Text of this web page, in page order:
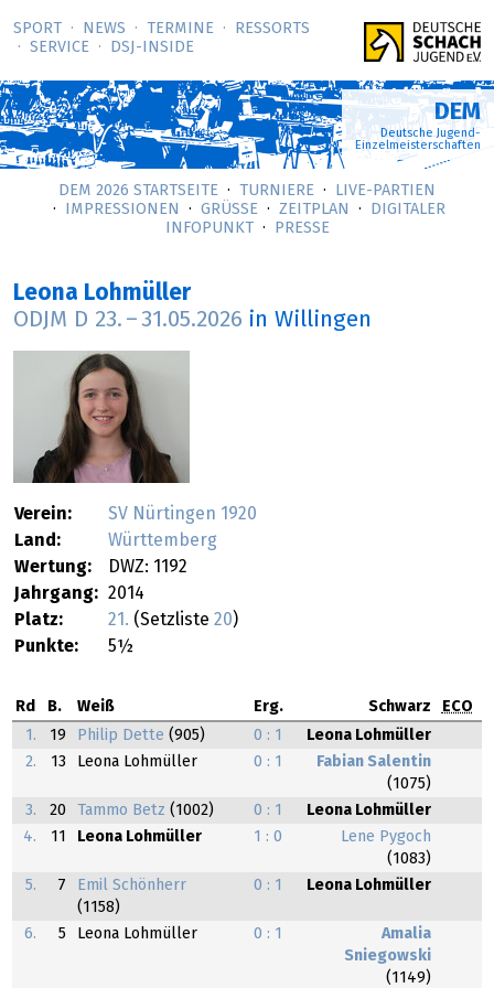
SPORT NEWS TERMINE
RESSORTS
SERVICE
DSJ-­INSIDE
DEM
Deutsche Jugend-
Einzelmeisterschaften
DEM 2026 STARTSEITE TURNIERE
LIVE-PARTIEN
IMPRESSIONEN
GRÜSSE ZEITPLAN
DIGITALER
INFOPUNKT
PRESSE
Leona Lohmüller
ODJM D 23. – 31.05.2026 in Willingen
Verein:
SV Nürtingen 1920
Land:
Württemberg
Wertung:
DWZ: 1192
Jahrgang: 2014
Platz:
21. (Setzliste 20)
Punkte:
5½
Rd B. Weiß Erg. Schwarz
ECO
1.
19 Philip Dette (905) 0 : 1
Leona Lohmüller
2.
13 Leona Lohmüller 0 : 1
Fabian Salentin
(1075)
3.
20 Tammo Betz (1002) 0 : 1
Leona Lohmüller
4.
11 Leona Lohmüller 1 : 0
Lene Pygoch
(1083)
5.
7
Emil Schönherr
(1158)
0 : 1 Leona Lohmüller
6. 5 Leona Lohmüller 0 : 1
Amalia
Sniegowski
(1149)